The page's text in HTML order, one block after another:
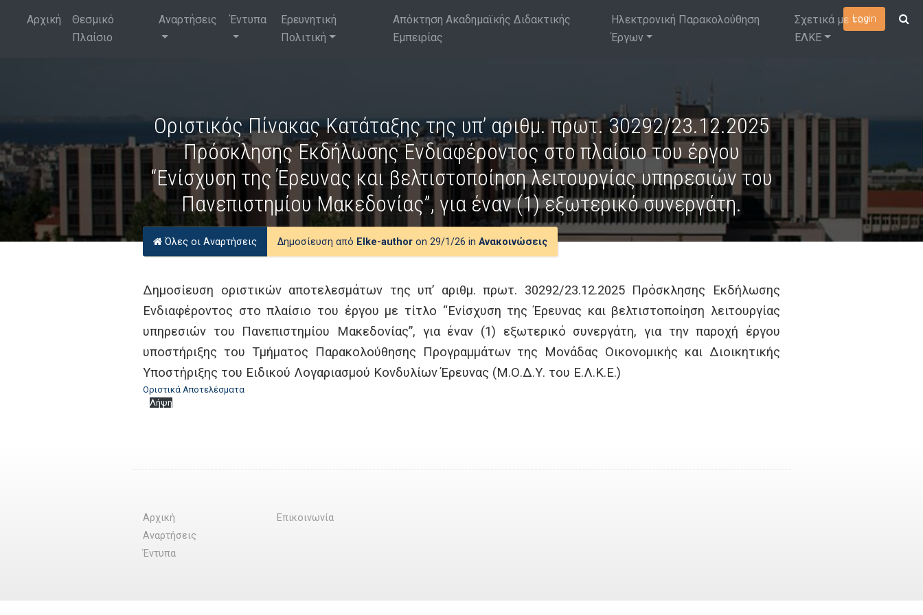
Login
Αρχική
Θεσμικό
Πλαίσιο
Αναρτήσεις Έντυπα
Ερευνητική
Πολιτική
Απόκτηση Ακαδημαϊκής Διδακτικής
Εμπειρίας
Ηλεκτρονική Παρακολούθηση
Έργων
Σχετικά με τον
ΕΛΚΕ
Οριστικός Πίνακας Κατάταξης της υπ’ αριθμ. πρωτ. 30292/23.12.2025
Πρόσκλησης Εκδήλωσης Ενδιαφέροντος στο πλαίσιο του έργου
“Ενίσχυση της Έρευνας και βελτιστοποίηση λειτουργίας υπηρεσιών του
Πανεπιστημίου Μακεδονίας”, για έναν (1) εξωτερικό συνεργάτη.
Όλες οι Αναρτήσεις Δημοσίευση από Elke-author on 29/1/26 in Ανακοινώσεις
Δημοσίευση οριστικών αποτελεσμάτων της υπ’ αριθμ. πρωτ. 30292/23.12.2025 Πρόσκλησης Εκδήλωσης
Ενδιαφέροντος στο πλαίσιο του έργου με τίτλο “Ενίσχυση της Έρευνας και βελτιστοποίηση λειτουργίας
υπηρεσιών του Πανεπιστημίου Μακεδονίας”, για έναν (1) εξωτερικό συνεργάτη, για την παροχή έργου
υποστήριξης του Τμήματος Παρακολούθησης Προγραμμάτων της Μονάδας Οικονομικής και Διοικητικής
Υποστήριξης του Ειδικού Λογαριασμού Κονδυλίων Έρευνας (Μ.Ο.Δ.Υ. του Ε.Λ.Κ.Ε.)
Οριστικά Αποτελέσματα
Λήψη
Αρχική
Αναρτήσεις
Έντυπα
Επικοινωνία